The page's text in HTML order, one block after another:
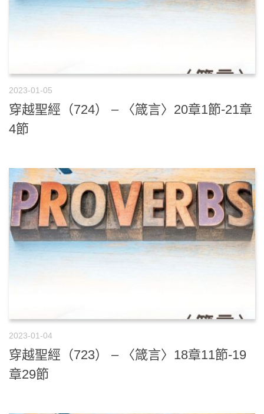
2023-01-05
穿越聖經（724） – 〈箴言〉20章1節-21章
4節
2023-01-04
穿越聖經（723） – 〈箴言〉18章11節-19
章29節